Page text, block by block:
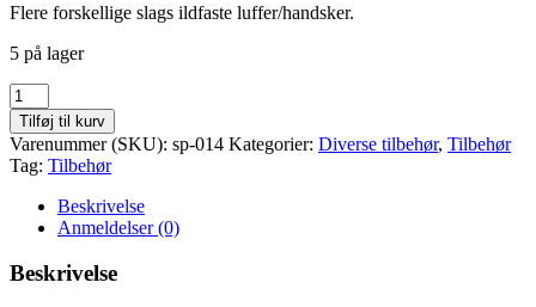
Flere forskellige slags ildfaste luffer/handsker.
5 på lager
Pejseluffe
antal
Tilføj til kurv
Varenummer (SKU): sp-014 Kategorier: Diverse tilbehør, Tilbehør
Tag: Tilbehør
Beskrivelse
Anmeldelser (0)
Beskrivelse